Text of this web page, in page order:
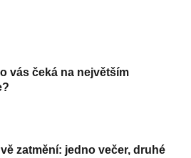
vás čeká na největším
zatmění: jedno večer, druhé